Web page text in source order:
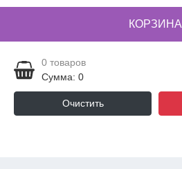
КОРЗИНА
0 товаров
Сумма: 0
Очистить